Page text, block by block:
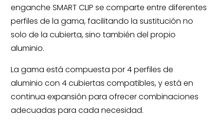
enganche SMART CLIP se comparte entre diferentes
perfiles de la gama, facilitando la sustitución no
solo de la cubierta, sino también del propio
aluminio.
La gama está compuesta por 4 perfiles de
aluminio con 4 cubiertas compatibles, y está en
continua expansión para ofrecer combinaciones
adecuadas para cada necesidad.